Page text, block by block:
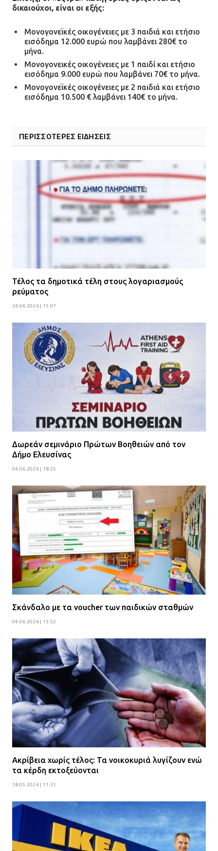
δικαιούχοι, είναι οι εξής:
Μονογονεϊκές οικογένειες με 3 παιδιά και ετήσιο
εισόδημα 12.000 ευρώ που λαμβάνει 280€ το
μήνα.
Μονογονεικές οικογένειες με 1 παιδί και ετήσιο
εισόδημα 9.000 ευρώ που λαμβάνει 70€ το μήνα.
Μονογονεϊκές οικογένειες με 2 παιδιά και ετήσιο
εισόδημα 10.500 € λαμβάνει 140€ το μήνα.
ΠΕΡΙΣΣΟΤΕΡΕΣ ΕΙΔΗΣΕΙΣ
Τέλος τα δημοτικά τέλη στους λογαριασμούς
ρεύματος
26.06.2026 | 15:07
Δωρεάν σεμινάριο Πρώτων Βοηθειών από τον
Δήμο Ελευσίνας
06.06.2026 | 18:25
Σκάνδαλο με τα voucher των παιδικών σταθμών
04.06.2026 | 13:52
Ακρίβεια χωρίς τέλος: Τα νοικοκυριά λυγίζουν ενώ
τα κέρδη εκτοξεύονται
18.05.2026 | 11:31